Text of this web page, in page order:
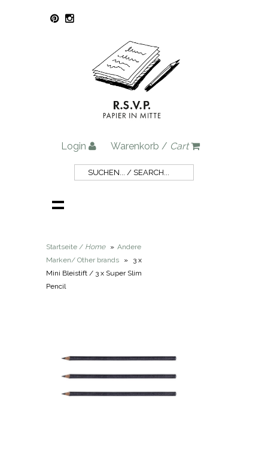
Login Warenkorb / Cart
Startseite / Home » Andere
Marken/ Other brands
»
3 x
Mini Bleistift / 3 x Super Slim
Pencil